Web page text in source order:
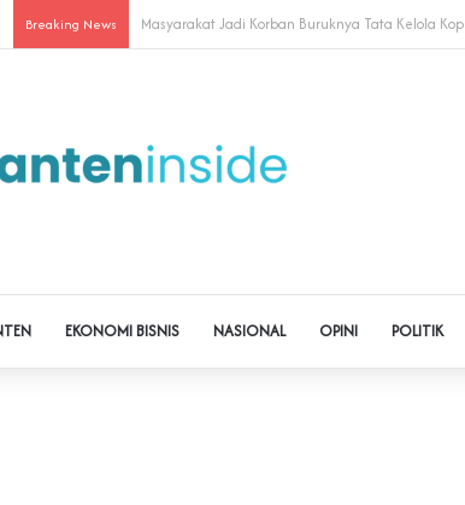
Breaking News Cegah Buruh Terjerat Judol dan Pinjol, Polda
EKONOMI BISNIS NASIONAL OPINI POLITIK